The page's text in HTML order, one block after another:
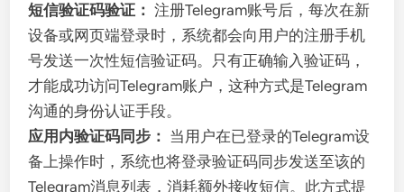
短信验证码验证： 注册Telegram账号后，每次在新
设备或网页端登录时，系统都会向用户的注册手机
号发送一次性短信验证码。只有正确输入验证码，
才能成功访问Telegram账户，这种方式是Telegram
沟通的身份认证手段。
应用内验证码同步： 当用户在已登录的Telegram设
备上操作时，系统也将登录验证码同步发送至该的
Telegram消息列表，消耗额外接收短信。此方式提